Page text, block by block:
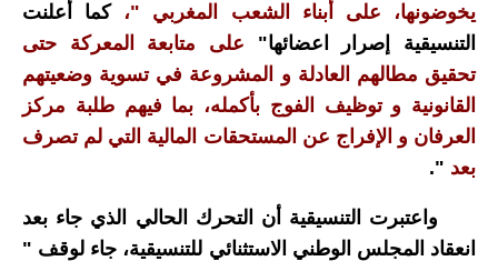
يخوضونها، على أبناء الشعب المغربي "، كما أعلنت
التنسيقية إصرار اعضائها" على متابعة المعركة حتى
تحقيق مطالهم العادلة و المشروعة في تسوية وضعيتهم
القانونية و توظيف الفوج بأكمله، بما فيهم طلبة مركز
العرفان و الإفراج عن المستحقات المالية التي لم تصرف
بعد ".
واعتبرت التنسيقية أن التحرك الحالي الذي جاء بعد
انعقاد المجلس الوطني الاستثنائي للتنسيقية، جاء لوقف "